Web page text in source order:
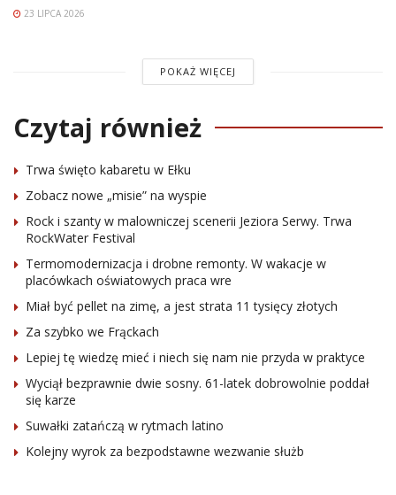
23 LIPCA 2026
POKAŻ WIĘCEJ
Czytaj również
Trwa święto kabaretu w Ełku
Zobacz nowe „misie” na wyspie
Rock i szanty w malowniczej scenerii Jeziora Serwy. Trwa
RockWater Festival
Termomodernizacja i drobne remonty. W wakacje w
placówkach oświatowych praca wre
Miał być pellet na zimę, a jest strata 11 tysięcy złotych
Za szybko we Frąckach
Lepiej tę wiedzę mieć i niech się nam nie przyda w praktyce
Wyciął bezprawnie dwie sosny. 61-latek dobrowolnie poddał
się karze
Suwałki zatańczą w rytmach latino
Kolejny wyrok za bezpodstawne wezwanie służb